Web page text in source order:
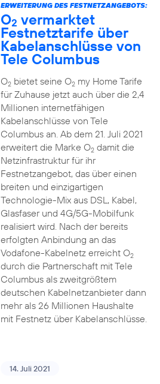
ERWEITERUNG DES FESTNETZANGEBOTS:
O2 vermarktet
Festnetztarife über
Kabelanschlüsse von
Tele Columbus
O2bietet seine O2my Home Tarife
für Zuhause jetzt auch über die 2,4
Millionen internetfähigen
Kabelanschlüsse von Tele
Columbus an. Ab dem 21. Juli 2021
erweitert die Marke O2damit die
Netzinfrastruktur für ihr
Festnetzangebot, das über einen
breiten und einzigartigen
Technologie-Mix aus DSL, Kabel,
Glasfaser und 4G/5G-Mobilfunk
realisiert wird. Nach der bereits
erfolgten Anbindung an das
Vodafone-Kabelnetz erreicht O2
durch die Partnerschaft mit Tele
Columbus als zweitgrößtem
deutschen Kabelnetzanbieter dann
mehr als 26 Millionen Haushalte
mit Festnetz über Kabelanschlüsse.
14. Juli 2021